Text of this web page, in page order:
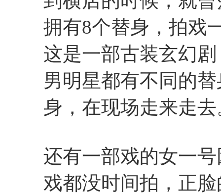
拥有8个替身，拍戏
这是一部古装玄幻
男明星都有不同的
身，在现场走来走去
还有一部戏的女一
戏都没时间拍，正